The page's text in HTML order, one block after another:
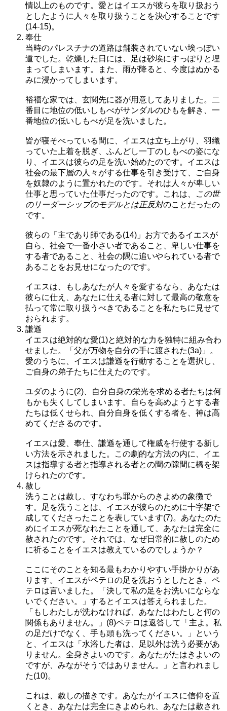
情以上のものです。愛とはイエスが彼らを取り扱おう
としたように人々を取り扱うことを決心することです
(14-15)。
奉仕
当時のパレスチナの道路は舗装されていない埃っぽい
道でした。乾燥した日には、足は砂埃にすっぽりと埋
まってしまいます。また、雨が降ると、今度はぬかる
みに浸かってしまいます。
裕福な家では、玄関先に器が用意してありました。二
番目に地位の低いしもべがサンダルのひもを解き、一
番地位の低いしもべが足を洗いました。
皆が寝そべっている間に、イエスは立ち上がり、羽織
っていた上着を脱ぎ、ふんどし一丁のしもべの姿にな
り、イエスは彼らの足を洗い始めたのです。イエスは
社会の最下層の人々がする仕事を引き受けて、ご自身
を奴隷のように置かれたのです。それは人々が卑しい
仕事と思っていた仕事だったのです。これは、
この世
のリーダーシップのモデルとは正反対のことだったの
です。
彼らの「主であり師である(14)」お方であるイエスが
自ら、社会で一番小さい者であること、卑しい仕事を
する者であること、社会の隅に追いやられている者で
あることをお見せになったのです。
イエスは、もしあなたが人々を愛するなら、あなたは
彼らに仕え、あなたに仕える者に対して最高の敬意を
払って常に取り扱うべきであることを私たちに見せて
おられます。
謙遜
イエスは絶対的な愛(1)と絶対的な力を独特に組み合わ
せました。「父が万物を自分の手に渡された(3a)」。
愛のうちに、イエスは謙遜を行動することを選択し、
ご自身の弟子たちに仕えたのです。
ユダのように(2)、自分自身の栄光を求める者たちは何
もかも失くしてしまいます。自らを高めようとする者
たちは低くせられ、自分自身を低くする者を、神は高
めてくださるのです。
イエスは愛、奉仕、謙遜を通して権威を行使する新し
い方法を示されました。この劇的な方法の内に、イエ
スは指導する者と指導される者との間の隙間に橋を架
けられたのです。
赦し
洗うことは赦し、すなわち罪からのきよめの象徴で
す。足を洗うことは、イエスが彼らのために十字架で
成してくださったことを表しています(7)。あなたのた
めにイエスが死なれたことを通して、あなたは完全に
赦されたのです。それでは、なぜ日常的に赦しのため
に祈ることをイエスは教えているのでしょうか？
ここにそのことを知る最もわかりやすい手掛かりがあ
ります。イエスがペテロの足を洗おうとしたとき、ペ
テロは言いました。「決して私の足をお洗いにならな
いでください。」するとイエスは答えられました。
「もしわたしが洗わなければ、あなたはわたしと何の
関係もありません。」(8)ペテロは返答して「主よ。私
の足だけでなく、手も頭も洗ってください。」という
と、イエスは「水浴した者は、足以外は洗う必要があ
りません。全身きよいのです。あなたがたはきよいの
ですが、みながそうではありません。」と言われまし
た(10)。
これは、赦しの描きです。あなたがイエスに信仰を置
くとき、あなたは完全にきよめられ、あなたは赦され